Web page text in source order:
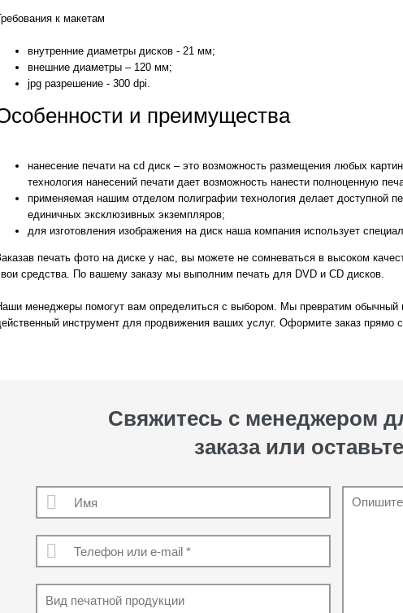
к макетам
внутренние диаметры дисков - 21 мм;
внешние диаметры – 120 мм;
jpg разрешение - 300 dpi.
и преимущества
нанесение печати на cd диск – это возможность размещения любых
технология нанесений печати дает возможность нанести полноценную
применяемая нашим отделом полиграфии технология делает доступной
единичных эксклюзивных экземпляров;
для изготовления изображения на диск наша компания использует
печать фото на диске у нас, вы можете не сомневаться в высоком
средства. По вашему заказу мы выполним печать для DVD и CD дисков.
менеджеры помогут вам определиться с выбором. Мы превратим
инструмент для продвижения ваших услуг. Оформите заказ прямо
Свяжитесь с менеджером
заказа или